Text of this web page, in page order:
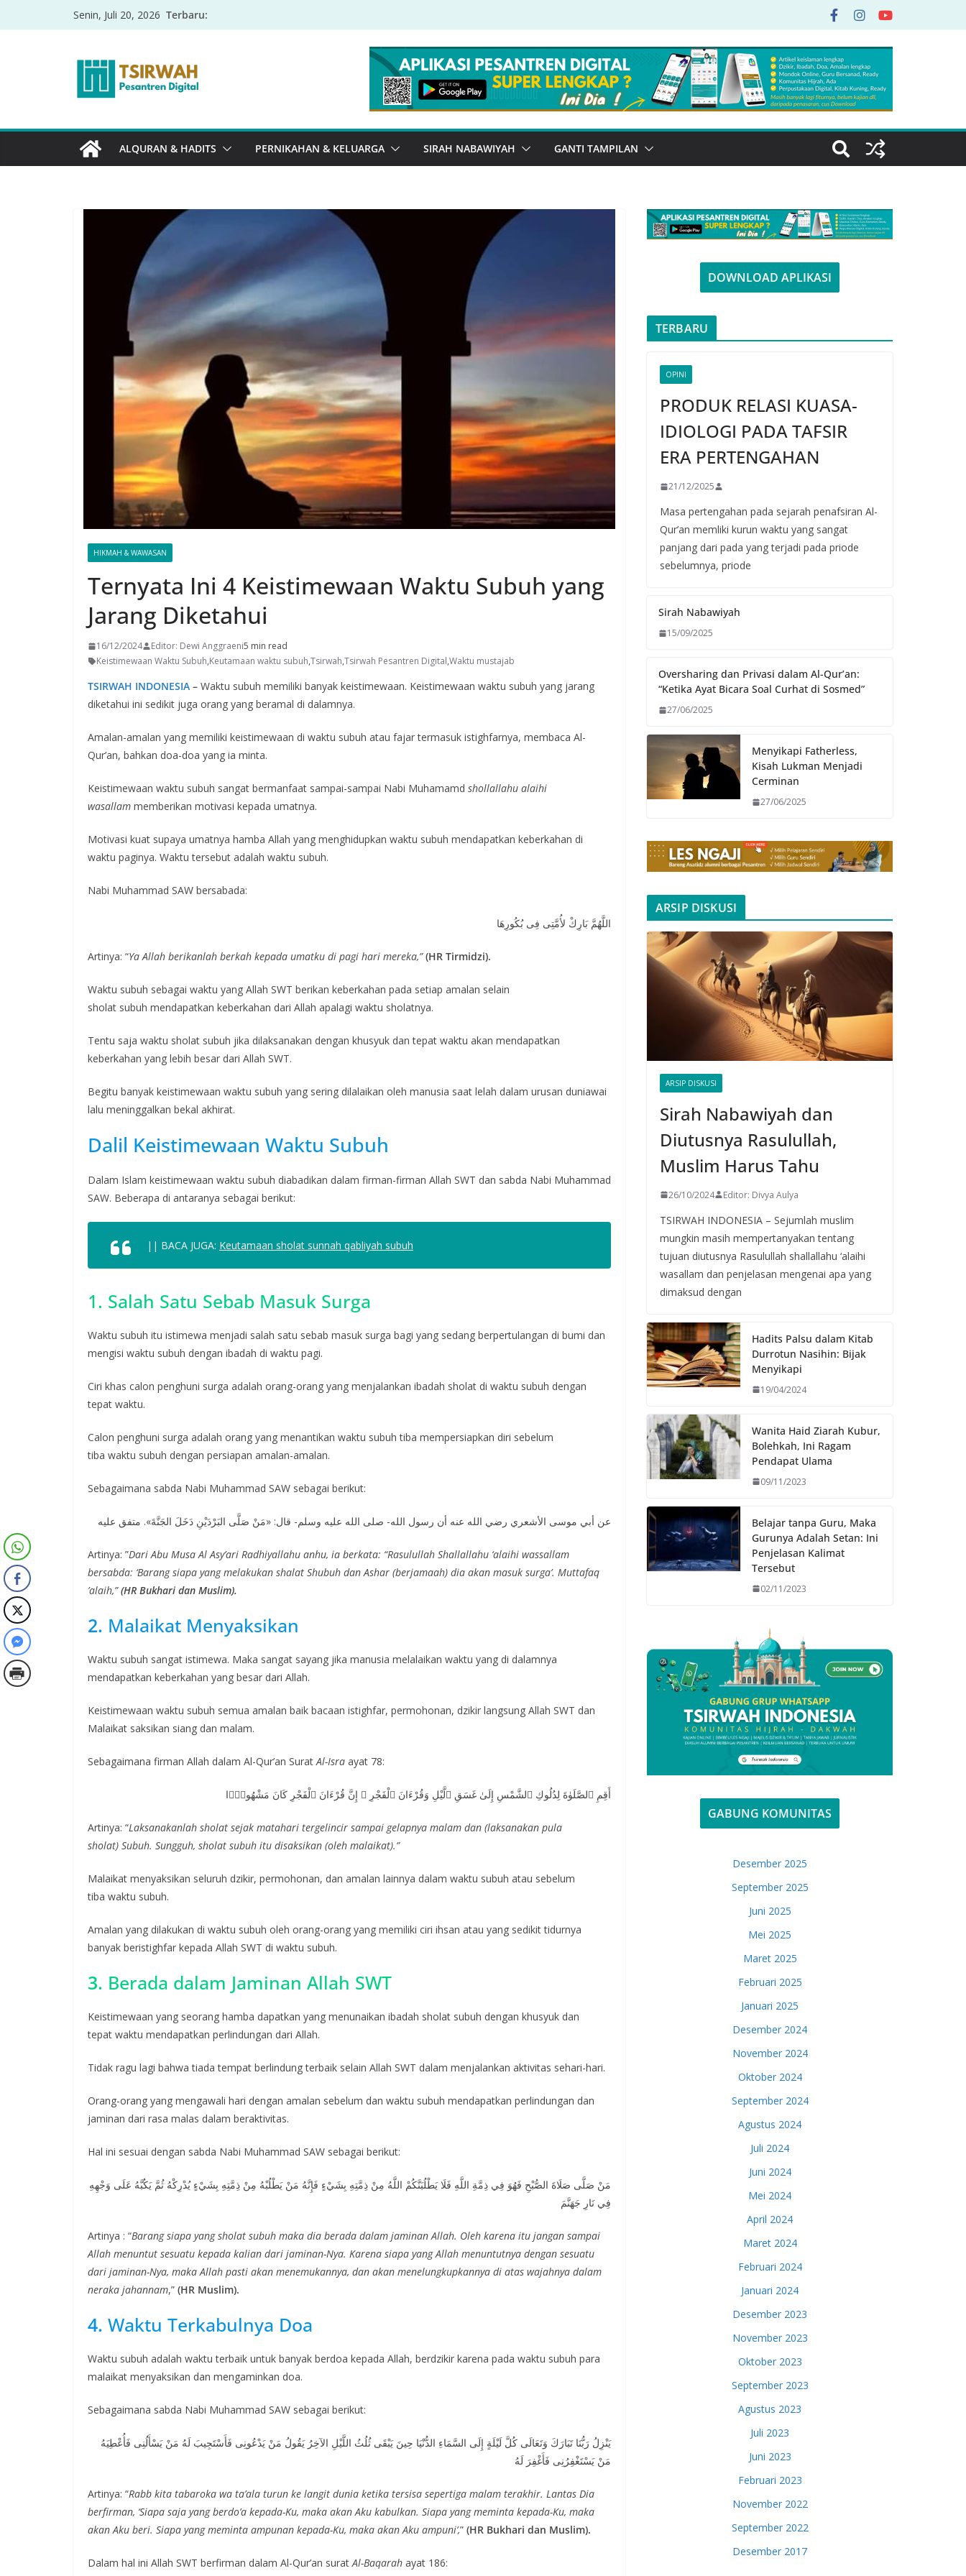
Senin, Juli 20, 2026 Terbaru:
ALQURAN & HADITS PERNIKAHAN & KELUARGA SIRAH NABAWIYAH GANTI TAMPILAN
HIKMAH & WAWASAN
Ternyata Ini 4 Keistimewaan Waktu Subuh yang
Jarang Diketahui
16/12/2024 Editor: Dewi Anggraeni5 min read
Keistimewaan Waktu Subuh,Keutamaan waktu subuh,Tsirwah,Tsirwah Pesantren Digital,Waktu mustajab
TSIRWAH INDONESIA – Waktu subuh memiliki banyak keistimewaan. Keistimewaan waktu subuh yang jarang
diketahui ini sedikit juga orang yang beramal di dalamnya.
Amalan-amalan yang memiliki keistimewaan di waktu subuh atau fajar termasuk istighfarnya, membaca Al-
Qur’an, bahkan doa-doa yang ia minta.
Keistimewaan waktu subuh sangat bermanfaat sampai-sampai Nabi Muhamamd shollallahu alaihi
wasallam memberikan motivasi kepada umatnya.
Motivasi kuat supaya umatnya hamba Allah yang menghidupkan waktu subuh mendapatkan keberkahan di
waktu paginya. Waktu tersebut adalah waktu subuh.
Nabi Muhammad SAW bersabada:
اللَّهُمَّ بَارِكْ لأُمَّتِى فِى بُكُورِهَا
Artinya: “Ya Allah berikanlah berkah kepada umatku di pagi hari mereka,”(HR Tirmidzi).
Waktu subuh sebagai waktu yang Allah SWT berikan keberkahan pada setiap amalan selain
sholat subuh mendapatkan keberkahan dari Allah apalagi waktu sholatnya.
Tentu saja waktu sholat subuh jika dilaksanakan dengan khusyuk dan tepat waktu akan mendapatkan
keberkahan yang lebih besar dari Allah SWT.
Begitu banyak keistimewaan waktu subuh yang sering dilalaikan oleh manusia saat lelah dalam urusan duniawai
lalu meninggalkan bekal akhirat.
Dalil Keistimewaan Waktu Subuh
Dalam Islam keistimewaan waktu subuh diabadikan dalam firman-firman Allah SWT dan sabda Nabi Muhammad
SAW. Beberapa di antaranya sebagai berikut:
|| BACA JUGA: Keutamaan sholat sunnah qabliyah subuh
1. Salah Satu Sebab Masuk Surga
Waktu subuh itu istimewa menjadi salah satu sebab masuk surga bagi yang sedang berpertulangan di bumi dan
mengisi waktu subuh dengan ibadah di waktu pagi.
Ciri khas calon penghuni surga adalah orang-orang yang menjalankan ibadah sholat di waktu subuh dengan
tepat waktu.
Calon penghuni surga adalah orang yang menantikan waktu subuh tiba mempersiapkan diri sebelum
tiba waktu subuh dengan persiapan amalan-amalan.
Sebagaimana sabda Nabi Muhammad SAW sebagai berikut:
عن أبي موسى الأشعري رضي الله عنه أن رسول الله- صلى الله عليه وسلم- قال: «مَنْ صَلَّى البَرْدَيْنِ دَخَلَ الجَنَّةَ». متفق عليه
Artinya: ”Dari Abu Musa Al Asy’ari Radhiyallahu anhu, ia berkata: “Rasulullah Shallallahu ‘alaihi wassallam
bersabda: ‘Barang siapa yang melakukan shalat Shubuh dan Ashar (berjamaah) dia akan masuk surga’. Muttafaq
’alaih,”(HR Bukhari dan Muslim).
2. Malaikat Menyaksikan
Waktu subuh sangat istimewa. Maka sangat sayang jika manusia melalaikan waktu yang di dalamnya
mendapatkan keberkahan yang besar dari Allah.
Keistimewaan waktu subuh semua amalan baik bacaan istighfar, permohonan, dzikir langsung Allah SWT dan
Malaikat saksikan siang dan malam.
Sebagaimana firman Allah dalam Al-Qur’an SuratAl-Isra ayat 78:
أَقِمِ ٱلصَّلَوٰةَ لِدُلُوكِ ٱلشَّمْسِ إِلَىٰ غَسَقِ ٱلَّيْلِ وَقُرْءَانَ ٱلْفَجْرِ ۖ إِنَّ قُرْءَانَ ٱلْفَجْرِ كَانَ مَشْهُودًۭا
Artinya: “Laksanakanlah sholat sejak matahari tergelincir sampai gelapnya malam dan (laksanakan pula
sholat) Subuh. Sungguh, sholat subuh itu disaksikan (oleh malaikat).”
Malaikat menyaksikan seluruh dzikir, permohonan, dan amalan lainnya dalam waktu subuh atau sebelum
tiba waktu subuh.
Amalan yang dilakukan di waktu subuh oleh orang-orang yang memiliki ciri ihsan atau yang sedikit tidurnya
banyak beristighfar kepada Allah SWT di waktu subuh.
3. Berada dalam Jaminan Allah SWT
Keistimewaan yang seorang hamba dapatkan yang menunaikan ibadah sholat subuh dengan khusyuk dan
tepat waktu mendapatkan perlindungan dari Allah.
Tidak ragu lagi bahwa tiada tempat berlindung terbaik selain Allah SWT dalam menjalankan aktivitas sehari-hari.
Orang-orang yang mengawali hari dengan amalan sebelum dan waktu subuh mendapatkan perlindungan dan
jaminan dari rasa malas dalam beraktivitas.
Hal ini sesuai dengan sabda Nabi Muhammad SAW sebagai berikut:
مَنْ صَلَّى صَلَاةَ الصُّبْحِ فَهُوَ فِي ذِمَّةِ اللَّهِ فَلَا يَطْلُبَنَّكُمْ اللَّهُ مِنْ ذِمَّتِهِ بِشَيْءٍ فَإِنَّهُ مَنْ يَطْلُبْهُ مِنْ ذِمَّتِهِ بِشَيْءٍ يُدْرِكْهُ ثُمَّ يَكُبَّهُ عَلَى وَجْهِهِ
فِي نَارِ جَهَنَّمَ
Artinya : “Barang siapa yang sholat subuh maka dia berada dalam jaminan Allah. Oleh karena itu jangan sampai
Allah menuntut sesuatu kepada kalian dari jaminan-Nya. Karena siapa yang Allah menuntutnya dengan sesuatu
dari jaminan-Nya, maka Allah pasti akan menemukannya, dan akan menelungkupkannya di atas wajahnya dalam
neraka jahannam,” (HR Muslim).
4. Waktu Terkabulnya Doa
Waktu subuh adalah waktu terbaik untuk banyak berdoa kepada Allah, berdzikir karena pada waktu subuh para
malaikat menyaksikan dan mengaminkan doa.
Sebagaimana sabda Nabi Muhammad SAW sebagai berikut:
يَنْزِلُ رَبُّنَا تَبَارَكَ وَتَعَالَى كُلَّ لَيْلَةٍ إِلَى السَّمَاءِ الدُّنْيَا حِينَ يَبْقَى ثُلُثُ اللَّيْلِ الآخِرُ يَقُولُ مَنْ يَدْعُونِى فَأَسْتَجِيبَ لَهُ مَنْ يَسْأَلُنِى فَأُعْطِيَهُ
مَنْ يَسْتَغْفِرُنِى فَأَغْفِرَ لَهُ
Artinya: “Rabb kita tabaroka wa ta’ala turun ke langit dunia ketika tersisa sepertiga malam terakhir. Lantas Dia
berfirman, ‘Siapa saja yang berdo’a kepada-Ku, maka akan Aku kabulkan. Siapa yang meminta kepada-Ku, maka
akan Aku beri. Siapa yang meminta ampunan kepada-Ku, maka akan Aku ampuni’,” (HR Bukhari dan Muslim).
Dalam hal ini Allah SWT berfirman dalam Al-Qur’an suratAl-Baqarah ayat 186:
DOWNLOAD APLIKASI
TERBARU
OPINI
PRODUK RELASI KUASA-
IDIOLOGI PADA TAFSIR
ERA PERTENGAHAN
21/12/2025
Masa pertengahan pada sejarah penafsiran Al-
Qur’an memliki kurun waktu yang sangat
panjang dari pada yang terjadi pada priode
sebelumnya, priode
Sirah Nabawiyah
15/09/2025
Oversharing dan Privasi dalam Al-Qur’an:
“Ketika Ayat Bicara Soal Curhat di Sosmed”
27/06/2025
Menyikapi Fatherless,
Kisah Lukman Menjadi
Cerminan
27/06/2025
ARSIP DISKUSI
ARSIP DISKUSI
Sirah Nabawiyah dan
Diutusnya Rasulullah,
Muslim Harus Tahu
26/10/2024 Editor: Divya Aulya
TSIRWAH INDONESIA – Sejumlah muslim
mungkin masih mempertanyakan tentang
tujuan diutusnya Rasulullah shallallahu ‘alaihi
wasallam dan penjelasan mengenai apa yang
dimaksud dengan
Hadits Palsu dalam Kitab
Durrotun Nasihin: Bijak
Menyikapi
19/04/2024
Wanita Haid Ziarah Kubur,
Bolehkah, Ini Ragam
Pendapat Ulama
09/11/2023
Belajar tanpa Guru, Maka
Gurunya Adalah Setan: Ini
Penjelasan Kalimat
Tersebut
02/11/2023
GABUNG KOMUNITAS
Desember 2025
September 2025
Juni 2025
Mei 2025
Maret 2025
Februari 2025
Januari 2025
Desember 2024
November 2024
Oktober 2024
September 2024
Agustus 2024
Juli 2024
Juni 2024
Mei 2024
April 2024
Maret 2024
Februari 2024
Januari 2024
Desember 2023
November 2023
Oktober 2023
September 2023
Agustus 2023
Juli 2023
Juni 2023
Februari 2023
November 2022
September 2022
Desember 2017